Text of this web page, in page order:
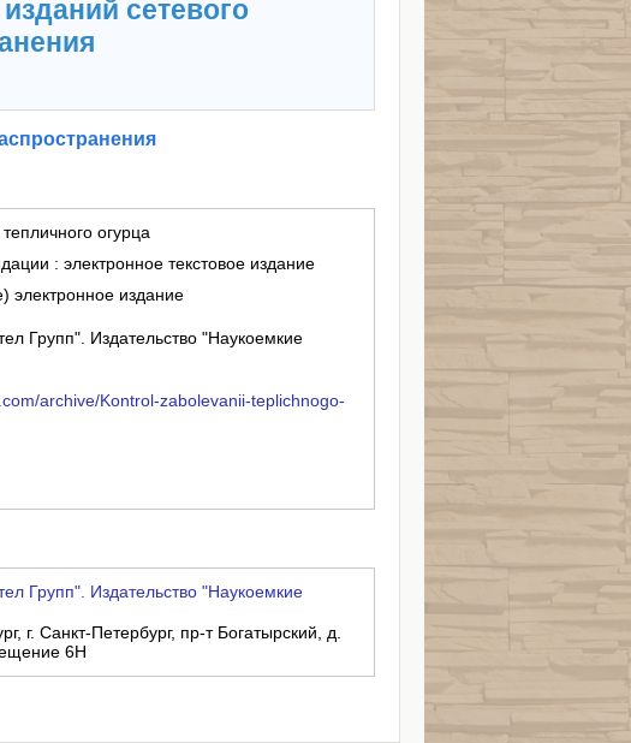
сетевого
огурца
: электронное текстовое издание
электронное издание
Групп". Издательство "Наукоемкие
archive/Kontrol-zabolevanii-teplichnogo-
Групп". Издательство "Наукоемкие
г. Санкт-Петербург, пр-т Богатырский, д.
6Н